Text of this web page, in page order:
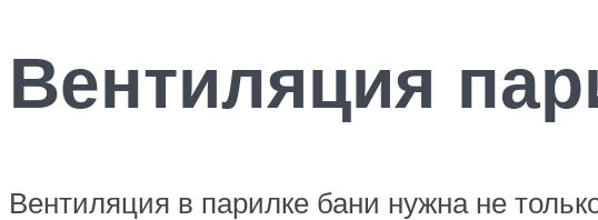
Вентиляция
Вентиляция в парилке бани нужна не